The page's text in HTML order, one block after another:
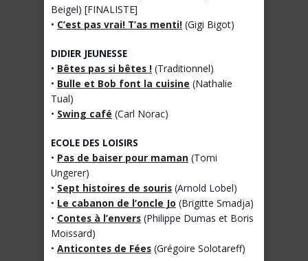
Beigel) [FINALISTE]
• C’est pas vrai! T’as menti! (Gigi Bigot)
DIDIER JEUNESSE
• Bêtes pas si bêtes ! (Traditionnel)
• Bulle et Bob font la cuisine (Nathalie
Tual)
• Swing café (Carl Norac)
ECOLE DES LOISIRS
• Pas de baiser pour maman (Tomi
Ungerer)
• Sept histoires de souris (Arnold Lobel)
• Le cabanon de l’oncle Jo (Brigitte Smadja)
• Contes à l’envers (Philippe Dumas et Boris
Moissard)
• Anticontes de Fées (Grégoire Solotareff)